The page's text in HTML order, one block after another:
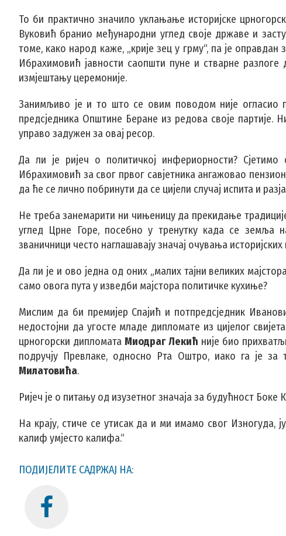
То би практично значило уклањање историјске
Вуковић бранио међународни углед своје државе и
томе, како народ каже, „крије зец у грму“, па је
Ибрахимовић јавности саопшти пуне и стварне
измјештању церемоније.
Занимљиво је и то што се овим поводом није огласио
предсједника Општине Беране из редова своје партије.
управо задужен за овај ресор.
Да ли је ријеч о политичкој инфериорности? Сјетимо
Ибрахимовић за свог првог савјетника ангажовао
да ће се лично побринути да се цијели случај испита и
Не треба занемарити ни чињеницу да прекидање
углед Црне Горе, посебно у тренутку када се земља
званичници често наглашавају значај очувања
Да ли је и ово једна од оних „малих тајни великих
само овога пута у изведби мајстора политичке кухиње?
Мислим да би премијер Спајић и потпредсједник
недостојни да угосте младе дипломате из цијелог
црногорски дипломата Миодраг Лекић није био
подручју Превлаке, односно Рта Оштро, иако га је за
Милатовића.
Ријеч је о питању од изузетног значаја за будућност Боке
На крају, стиче се утисак да и ми имамо свог Изногуда,
калиф умјесто калифа.“
ПОДИЈЕЛИТЕ САДРЖАЈ НА: